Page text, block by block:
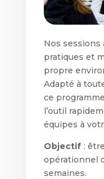
Nos
pratiques et
propre
Adapté à
ce
l’outil
équipes à
Objectif:
opérationnel
semaines.